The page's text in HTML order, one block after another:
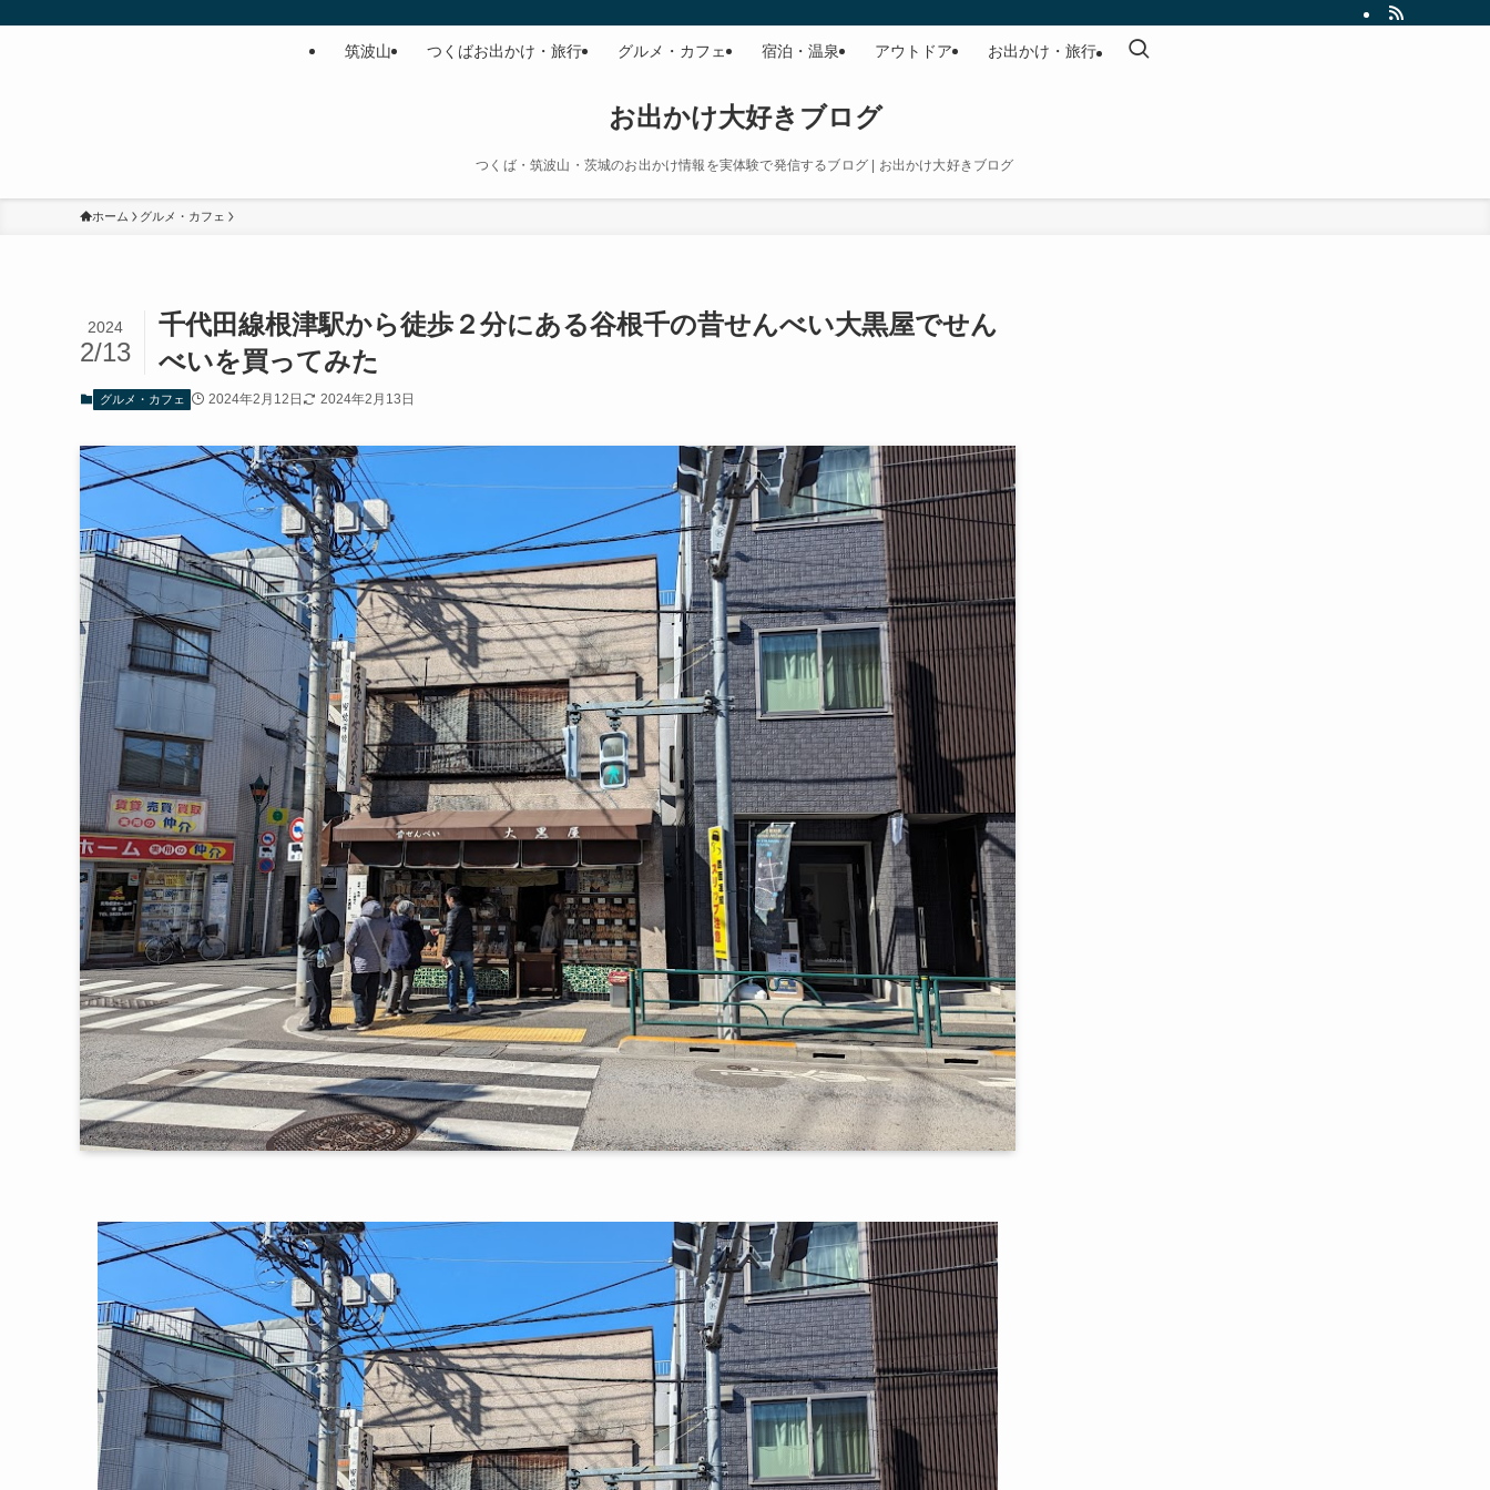
お出かけ大好きブログ
つくば・筑波山・茨城のお出かけ情報を実体験で発信するブログ | お出かけ大好きブログ
筑波山 つくばお出かけ・旅行 グルメ・カフェ 宿泊・温泉 アウトドア お出かけ・旅行
ホーム グルメ・カフェ
千代田線根津駅から徒歩２分にある谷根千の昔せんべい大黒屋でせん
べいを買ってみた
2024
2/13
グルメ・カフェ 2024年2月12日 2024年2月13日